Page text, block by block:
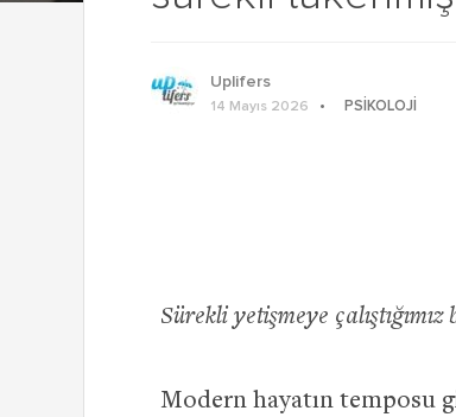
Uplifers
14 Mayıs 2026 PSIKOLOJI
Sürekli yetişmeye
Modern hayatın temposu